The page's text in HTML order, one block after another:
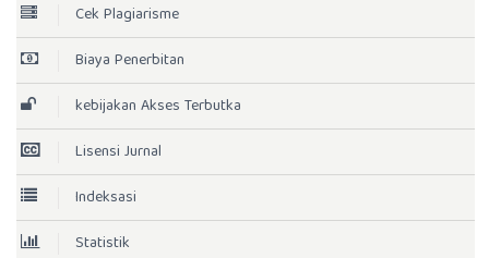
Cek Plagiarisme
Biaya Penerbitan
kebijakan Akses Terbutka
Lisensi Jurnal
Indeksasi
Statistik